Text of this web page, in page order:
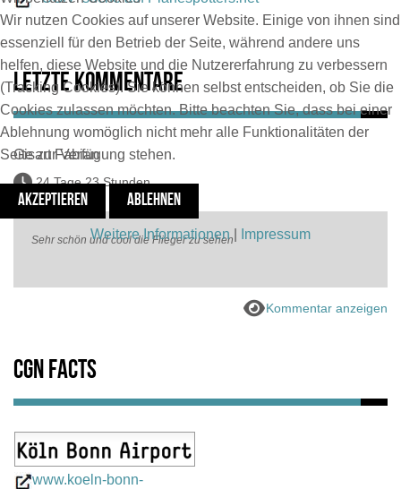
Letzte Kommentare
Gisart Fabian
24 Tage 23 Stunden
Sehr schön und cool die Flieger zu sehen
Kommentar anzeigen
CGN Facts
www.koeln-bonn-
Wir nutzen Cookies auf unserer Website. Einige von ihnen sind
essenziell für den Betrieb der Seite, während andere uns
helfen, diese Website und die Nutzererfahrung zu verbessern
(Tracking Cookies). Sie können selbst entscheiden, ob Sie die
Cookies zulassen möchten. Bitte beachten Sie, dass bei einer
Ablehnung womöglich nicht mehr alle Funktionalitäten der
Seite zur Verfügung stehen.
AKZEPTIEREN ABLEHNEN
Weitere Informationen| Impressum